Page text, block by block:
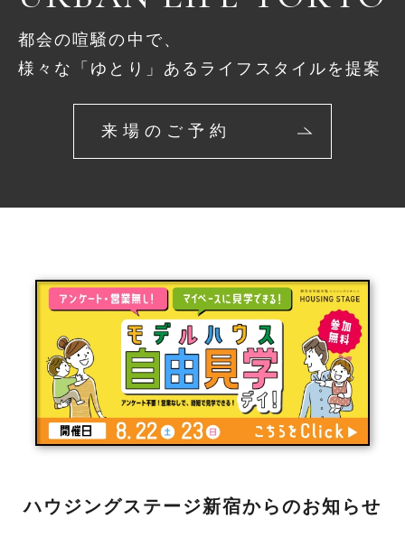
都会の喧騒の中で、
様々な「ゆとり」あるライフスタイルを提案
来場のご予約
ハウジングステージ新宿からのお知らせ